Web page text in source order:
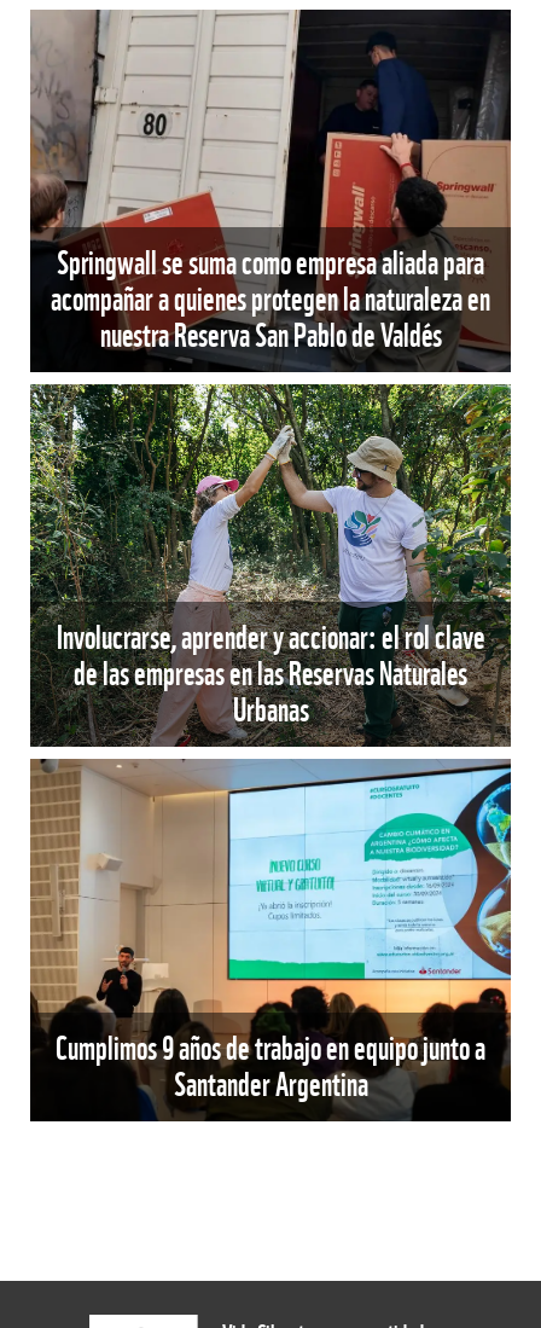
Springwall se suma como empresa aliada para
acompañar a quienes protegen la naturaleza en
nuestra Reserva San Pablo de Valdés
Involucrarse, aprender y accionar: el rol clave
de las empresas en las Reservas Naturales
Urbanas
Cumplimos 9 años de trabajo en equipo junto a
Santander Argentina